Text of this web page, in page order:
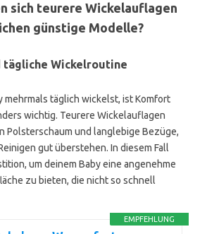
sich teurere Wickelauflagen
günstige Modelle?
Wickelroutine
mehrmals täglich wickelst, ist Komfort
wichtig. Teurere Wickelauflagen
Polsterschaum und langlebige Bezüge,
gut überstehen. In diesem Fall
um deinem Baby eine angenehme
zu bieten, die nicht so schnell
EMPFEHLUNG